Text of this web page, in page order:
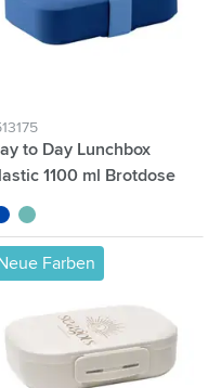
to Day Lunchbox
1100 ml Brotdose
cobalt
vert
Neue Farben